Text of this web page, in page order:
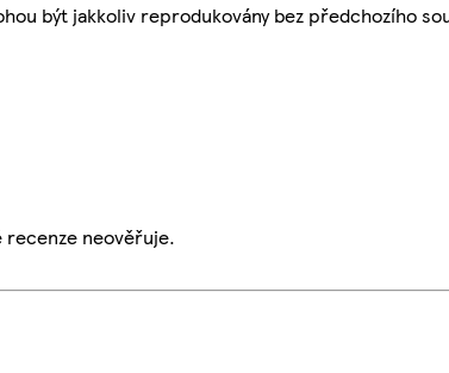
být jakkoliv reprodukovány bez předchozího
recenze neověřuje.